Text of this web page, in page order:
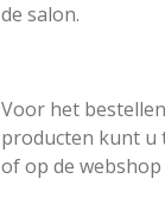
de salon.
Voor het
producten kunt u
of op de webshop